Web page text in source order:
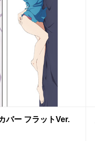
バー フラットVer.